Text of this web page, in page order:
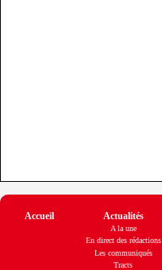
Accueil Actualités
A la une
En direct des rédactions
Les communiqués
Tracts